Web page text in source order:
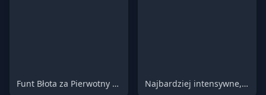
Funt Błota za Pierwotny Numerek Najbardziej intensywne, brudne spotkanie tego tygodnia